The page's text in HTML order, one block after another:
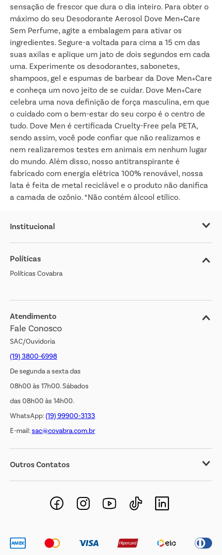
sensação de frescor que dura o dia inteiro. Para obter o
máximo do seu Desodorante Aerosol Dove Men+Care
Sem Perfume, agite a embalagem para ativar os
ingredientes. Segure-a voltada para cima a 15 cm das
suas axilas e aplique um jato de dois segundos em cada
uma. Experimente os desodorantes, sabonetes,
shampoos, gel e espumas de barbear da Dove Men+Care
e conheça um novo jeito de se cuidar. Dove Men+Care
celebra uma nova definição de força masculina, em que
o cuidado com o bem-estar do seu corpo é o centro de
tudo. Dove Men é certificada Cruelty-Free pela PETA,
sendo assim, você pode confiar que não realizamos e
nem realizaremos testes em animais em nenhum lugar
do mundo. Além disso, nosso antitranspirante é
fabricado com energia elétrica 100% renovável, nossa
lata é feita de metal reciclável e o produto não danifica
a camada de ozônio. *Não contém álcool etílico.
Institucional
Sobre o Covabra
Nossas Lojas
Cliente Bem Estar
Jornal de Ofertas
Transparência Salarial
Políticas
Políticas Covabra
Atendimento
Fale Conosco
SAC/Ouvidoria
(19) 3800-6998
De segunda a sexta das
08h00 às 17h00. Sábados
das 08h00 às 14h00.
WhatsApp:(19) 99900-3133
E-mail:sac@covabra.com.br
Outros Contatos
Negócios Imobiliários
Novos Fornecedores